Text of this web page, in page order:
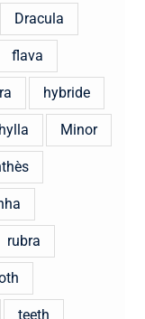
Dracula
flava
hybride
Minor
rubra
teeth